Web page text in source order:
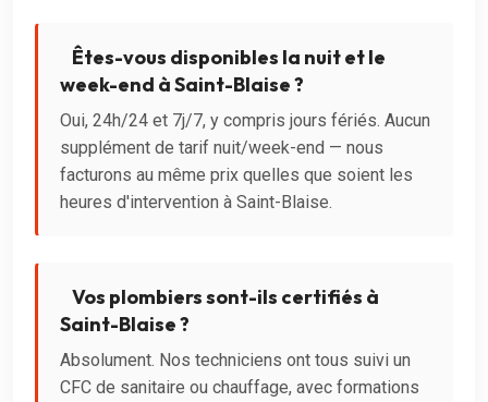
Êtes-vous disponibles la nuit et le
week-end à Saint-Blaise ?
Oui, 24h/24 et 7j/7, y compris jours fériés. Aucun
supplément de tarif nuit/week-end — nous
facturons au même prix quelles que soient les
heures d'intervention à Saint-Blaise.
Vos plombiers sont-ils certifiés à
Saint-Blaise ?
Absolument. Nos techniciens ont tous suivi un
CFC de sanitaire ou chauffage, avec formations